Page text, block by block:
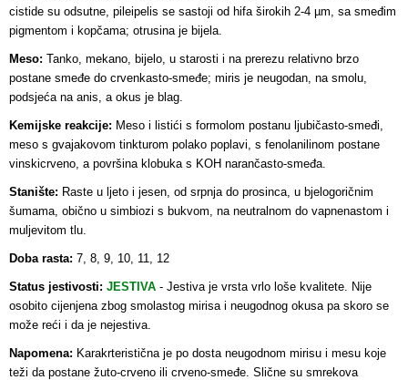
cistide su odsutne, pileipelis se sastoji od hifa širokih 2-4 µm, sa smeđim
pigmentom i kopčama; otrusina je bijela.
Meso: Tanko, mekano, bijelo, u starosti i na prerezu relativno brzo
postane smeđe do crvenkasto-smeđe; miris je neugodan, na smolu,
podsjeća na anis, a okus je blag.
Kemijske reakcije: Meso i listići s formolom postanu ljubičasto-smeđi,
meso s gvajakovom tinkturom polako poplavi, s fenolanilinom postane
vinskicrveno, a površina klobuka s KOH narančasto-smeđa.
Stanište: Raste u ljeto i jesen, od srpnja do prosinca, u bjelogoričnim
šumama, obično u simbiozi s bukvom, na neutralnom do vapnenastom i
muljevitom tlu.
Doba rasta: 7, 8, 9, 10, 11, 12
Status jestivosti: JESTIVA - Jestiva je vrsta vrlo loše kvalitete. Nije
osobito cijenjena zbog smolastog mirisa i neugodnog okusa pa skoro se
može reći i da je nejestiva.
Napomena: Karakrteristična je po dosta neugodnom mirisu i mesu koje
teži da postane žuto-crveno ili crveno-smeđe. Slične su smrekova